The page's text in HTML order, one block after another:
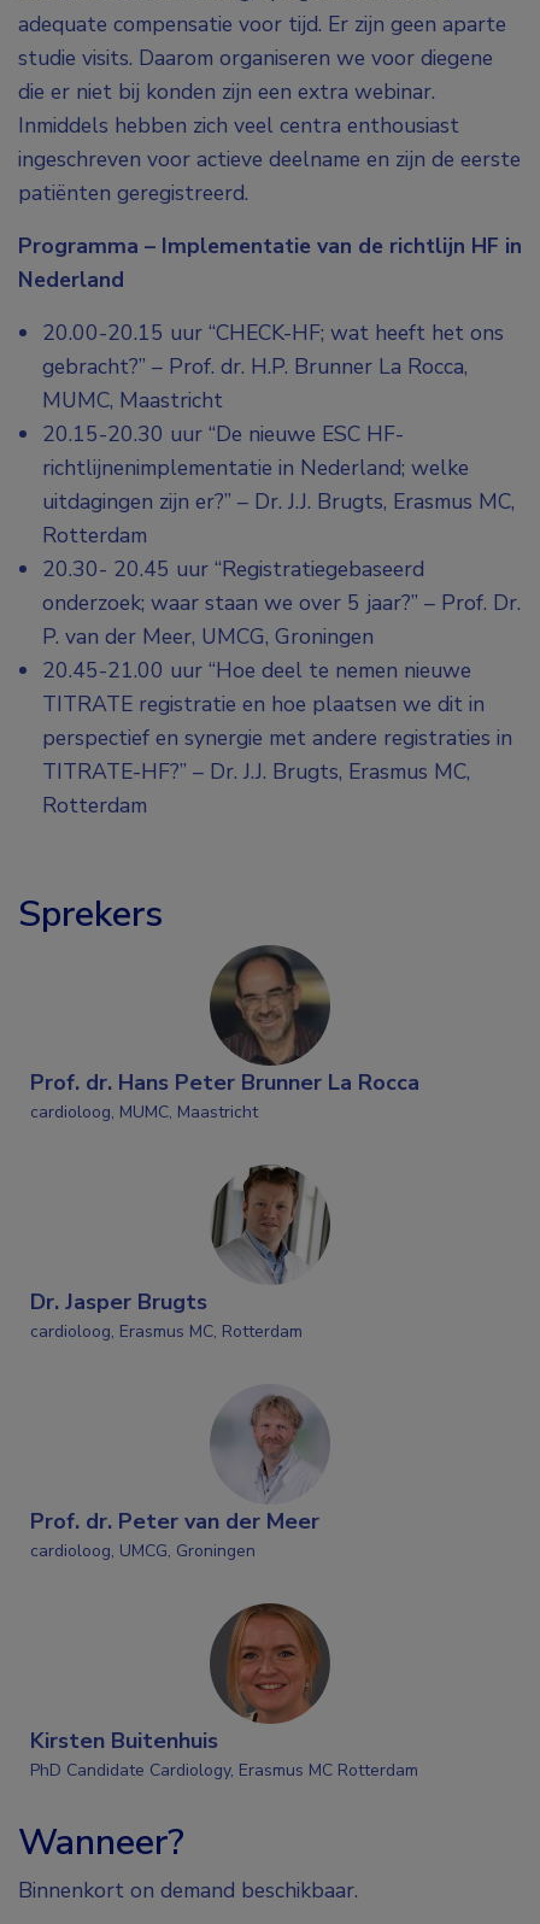
adequate compensatie voor tijd. Er zijn geen aparte
studie visits. Daarom organiseren we voor diegene
die er niet bij konden zijn een extra webinar.
Inmiddels hebben zich veel centra enthousiast
ingeschreven voor actieve deelname en zijn de eerste
patiënten geregistreerd.
Programma – Implementatie van de richtlijn HF in
Nederland
20.00-20.15 uur “CHECK-HF; wat heeft het ons
gebracht?” – Prof. dr. H.P. Brunner La Rocca,
MUMC, Maastricht
20.15-20.30 uur “De nieuwe ESC HF-
richtlijnenimplementatie in Nederland; welke
uitdagingen zijn er?” – Dr. J.J. Brugts, Erasmus MC,
Rotterdam
20.30- 20.45 uur “Registratiegebaseerd
onderzoek; waar staan we over 5 jaar?” – Prof. Dr.
P. van der Meer, UMCG, Groningen
20.45-21.00 uur “Hoe deel te nemen nieuwe
TITRATE registratie en hoe plaatsen we dit in
perspectief en synergie met andere registraties in
TITRATE-HF?” – Dr. J.J. Brugts, Erasmus MC,
Rotterdam
Sprekers
Prof. dr. Hans Peter Brunner La Rocca
cardioloog, MUMC, Maastricht
Dr. Jasper Brugts
cardioloog, Erasmus MC, Rotterdam
Prof. dr. Peter van der Meer
cardioloog, UMCG, Groningen
Kirsten Buitenhuis
PhD Candidate Cardiology, Erasmus MC Rotterdam
Wanneer?
Binnenkort on demand beschikbaar.